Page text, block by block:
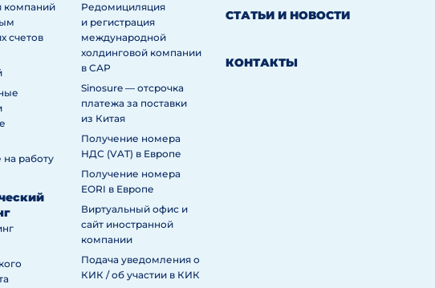
компаний
счетов
работу
Редомициляция
и регистрация
международной
холдинговой компании
в САР
Sinosure — отсрочка
платежа за поставки
из Китая
Получение номера
НДС (VAT) в Европе
Получение номера
EORI в Европе
Виртуальный офис и
сайт иностранной
компании
Подача уведомления о
КИК / об участии в КИК
СТАТЬИ И НОВОСТИ
КОНТАКТЫ